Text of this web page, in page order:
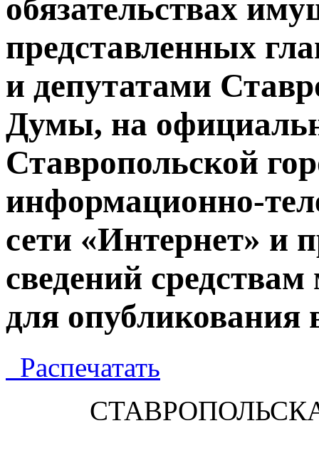
обязательствах
представленных
и депутатами
Думы, на
Ставропольской
информационно-
сети «Интернет» и
сведений
для опубликования
Распечатать